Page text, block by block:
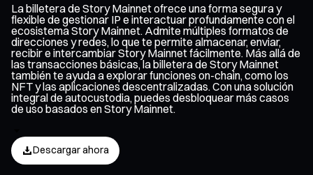
La billetera de Story Mainnet ofrece una forma segura y
flexible de gestionar IP e interactuar profundamente con el
ecosistema Story Mainnet. Admite múltiples formatos de
direcciones y redes, lo que te permite almacenar, enviar,
recibir e intercambiar Story Mainnet fácilmente. Más allá de
las transacciones básicas, la billetera de Story Mainnet
también te ayuda a explorar funciones on-chain, como los
NFT y las aplicaciones descentralizadas. Con una solución
integral de autocustodia, puedes desbloquear más casos
de uso basados en Story Mainnet.
Descargar ahora